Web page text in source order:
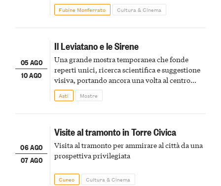
Fubine Monferrato Cultura & Cinema
05 AGO
10 AGO
Il Leviatano e le Sirene
Una grande mostra temporanea che fonde
reperti unici, ricerca scientifica e suggestione
visiva, portando ancora una volta al centro
della scena le meraviglie del passato astigiano
Asti Mostre
06 AGO
07 AGO
Visite al tramonto in Torre Civica
Visita al tramonto per ammirare al città da una
prospettiva privilegiata
Cuneo Cultura & Cinema